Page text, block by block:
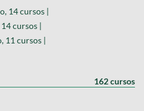
14 cursos |
cursos |
11 cursos |
162 cursos